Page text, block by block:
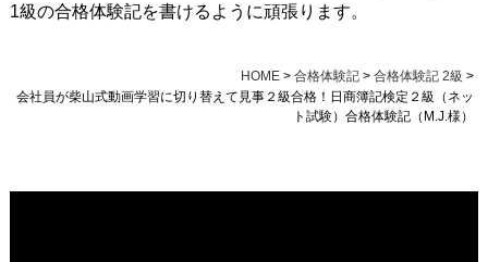
1級の合格体験記を書けるように頑張ります。
HOME> 合格体験記> 合格体験記 2級 >
会社員が柴山式動画学習に切り替えて見事２級合格！日商簿記検定２級（ネッ
ト試験）合格体験記（M.J.様）